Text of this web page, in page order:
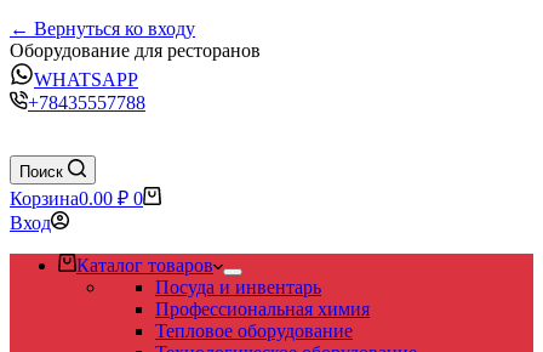
← Вернуться ко входу
Оборудование для ресторанов
WHATSAPP
+78435557788
Поиск
Корзина0.00 ₽ 0
Вход
Каталог товаров
Посуда и инвентарь
Профессиональная химия
Тепловое оборудование